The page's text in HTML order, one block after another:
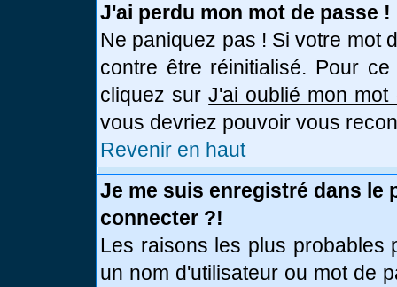
J'ai perdu mon mot de passe !
Ne paniquez pas ! Si votre mot
contre être réinitialisé. Pour
cliquez surJ'ai oublié mon mot
vous devriez pouvoir vous
Revenir en haut
Je me suis enregistré dans le
connecter ?!
Les raisons les plus probables
un nom d'utilisateur ou mot de